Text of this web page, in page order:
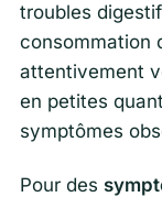
troubles
consommation
attentivement
en petites
symptômes
Pour des